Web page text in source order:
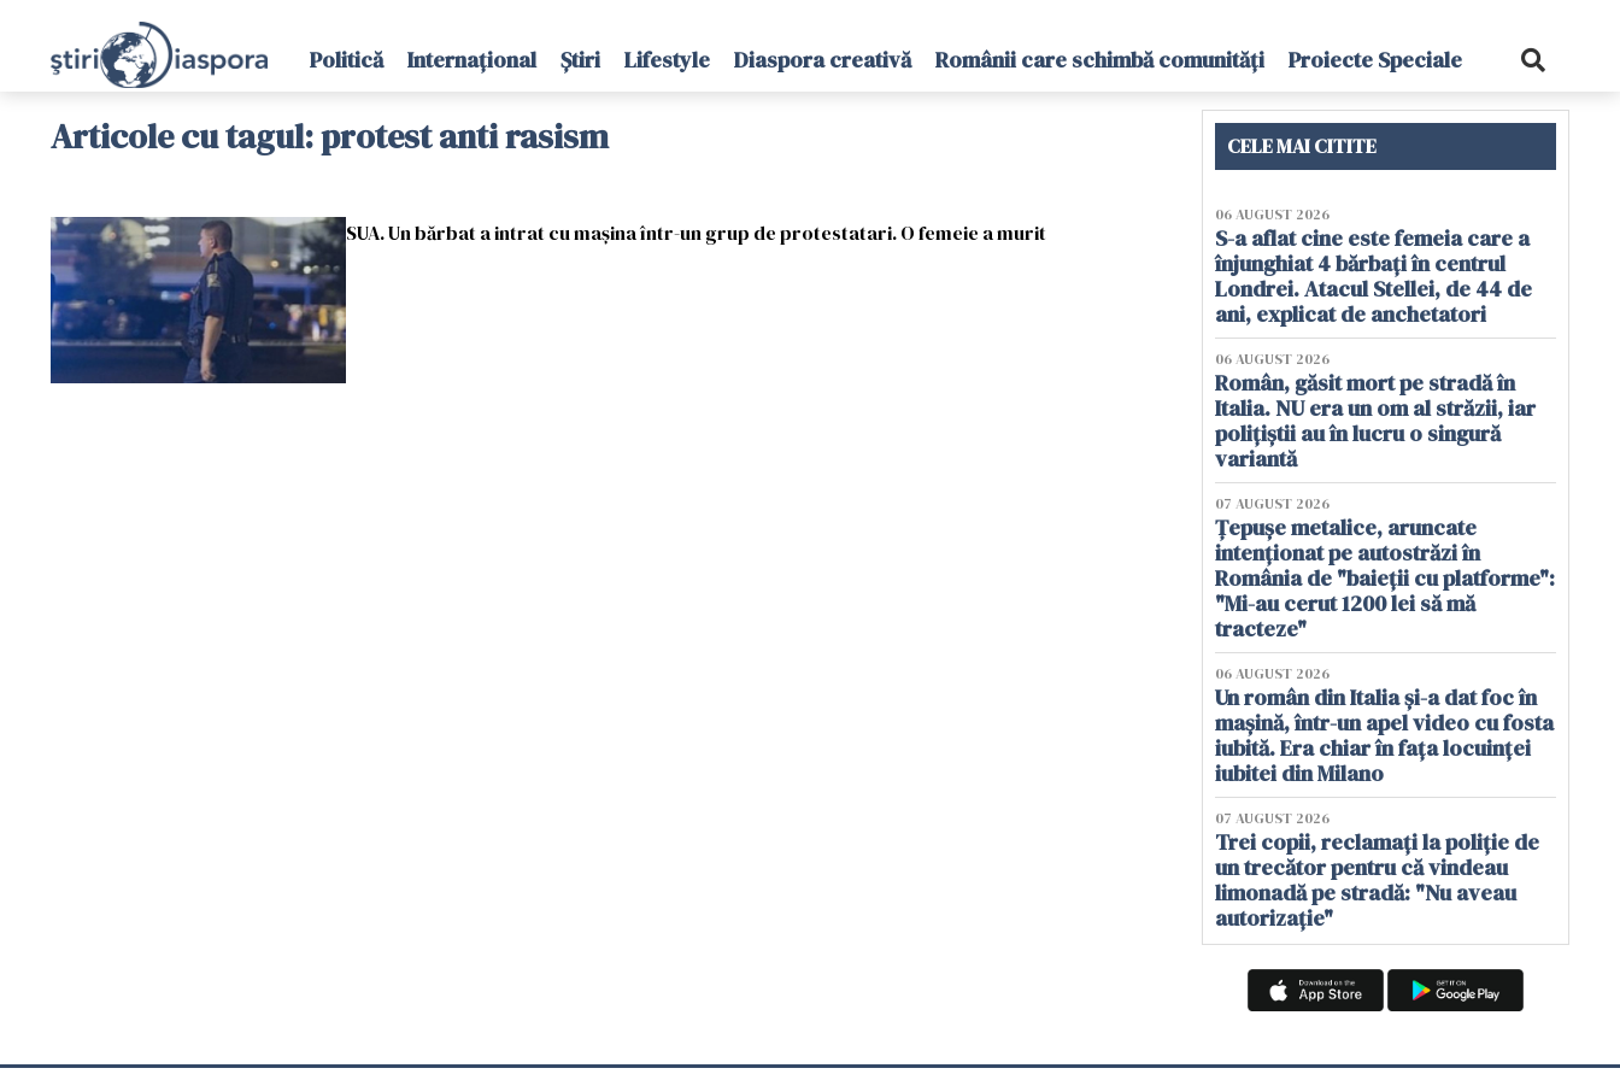
Politică Internațional Știri Lifestyle Diaspora creativă Românii care schimbă comunități Proiecte Speciale
Articole cu tagul: protest anti rasism
SUA. Un bărbat a intrat cu maşina într-un grup de protestatari. O femeie a murit
CELE MAI CITITE
06 AUGUST 2026
S-a aflat cine este femeia care a
înjunghiat 4 bărbați în centrul
Londrei. Atacul Stellei, de 44 de
ani, explicat de anchetatori
06 AUGUST 2026
Român, găsit mort pe stradă în
Italia. NU era un om al străzii, iar
polițiștii au în lucru o singură
variantă
07 AUGUST 2026
Țepușe metalice, aruncate
intenționat pe autostrăzi în
România de "baieții cu platforme":
"Mi-au cerut 1200 lei să mă
tracteze"
06 AUGUST 2026
Un român din Italia și-a dat foc în
mașină, într-un apel video cu fosta
iubită. Era chiar în fața locuinței
iubitei din Milano
07 AUGUST 2026
Trei copii, reclamați la poliție de
un trecător pentru că vindeau
limonadă pe stradă: "Nu aveau
autorizație"